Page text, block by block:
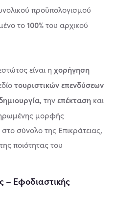
προϋπολογισμού
το100%του αρχικού
είναι η χορήγηση
τουριστικών επενδύσεων
, τηνεπέκταση και
μορφής
σύνολο της Επικράτειας,
ποιότητας του
– Εφοδιαστικής